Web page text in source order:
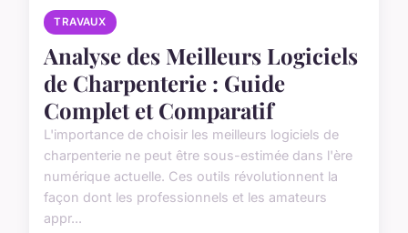
TRAVAUX
Analyse des Meilleurs Logiciels
de Charpenterie : Guide
Complet et Comparatif
L'importance de choisir les meilleurs logiciels de
charpenterie ne peut être sous-estimée dans l'ère
numérique actuelle. Ces outils révolutionnent la
façon dont les professionnels et les amateurs
appr...